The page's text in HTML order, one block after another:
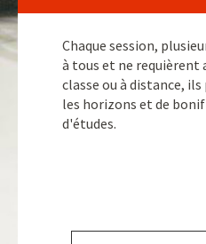
Chaque session,
à tous et ne requièrent
classe ou à distance,
les horizons et de
d'études.